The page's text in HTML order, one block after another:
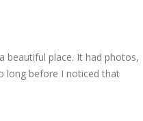
beautiful place. It had photos,
long before I noticed that